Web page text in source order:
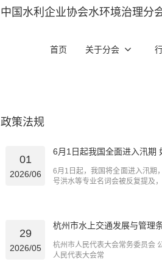
中国水利企业协会水环境治理分
首页 关于分会
政策法规
01
2026/06
6月1日起我国全面进入汛期
6月1日起，我国将全面进入汛期
号洪水等专业名词会被反复提及
29
2026/05
杭州市水上交通发展与管理
杭州市人民代表大会常务委员
人民代表大会常